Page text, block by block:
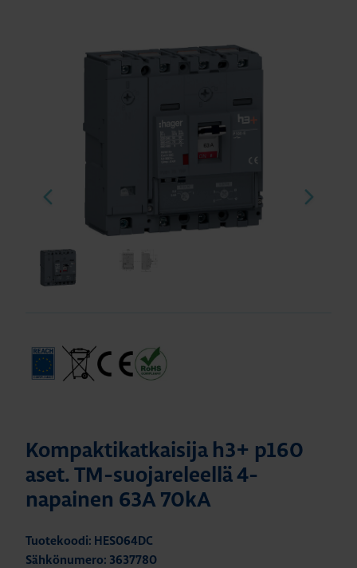
Kompaktikatkaisija h3+ p160
aset. TM-suojareleellä 4-
napainen 63A 70kA
Tuotekoodi: HES064DC
Sähkönumero: 3637780